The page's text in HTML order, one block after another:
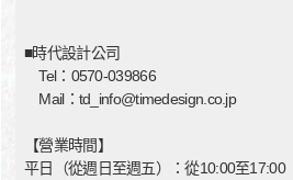
■時代設計公司
Tel：0570-039866
Mail：td_info@timedesign.co.jp
【營業時間】
平日（從週日至週五）：從10:00至17:00